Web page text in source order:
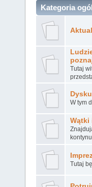
Kategoria
Tutaj
W tym
Wątki
Tutaj